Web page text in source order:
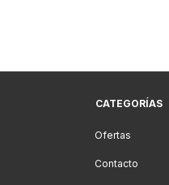
CATEGORÍAS
Ofertas
Contacto